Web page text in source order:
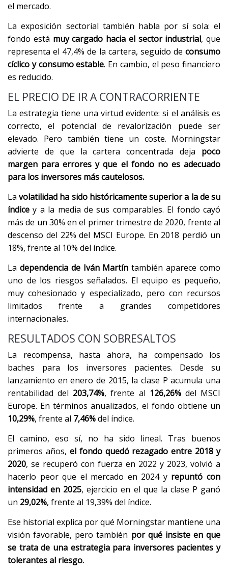
el mercado.
La exposición sectorial también habla por sí sola: el
fondo está muy cargado hacia el sector industrial, que
representa el 47,4% de la cartera, seguido de consumo
cíclico y consumo estable. En cambio, el peso financiero
es reducido.
EL PRECIO DE IR A CONTRACORRIENTE
La estrategia tiene una virtud evidente: si el análisis es
correcto, el potencial de revalorización puede ser
elevado. Pero también tiene un coste. Morningstar
advierte de que la cartera concentrada deja poco
margen para errores y que el fondo no es adecuado
para los inversores más cautelosos.
Lavolatilidad ha sido históricamente superior a la de su
índice y a la media de sus comparables. El fondo cayó
más de un 30% en el primer trimestre de 2020, frente al
descenso del 22% del MSCI Europe. En 2018 perdió un
18%, frente al 10% del índice.
La dependencia de Iván Martín también aparece como
uno de los riesgos señalados. El equipo es pequeño,
muy cohesionado y especializado, pero con recursos
limitados frente a grandes competidores
internacionales.
RESULTADOS CON SOBRESALTOS
La recompensa, hasta ahora, ha compensado los
baches para los inversores pacientes. Desde su
lanzamiento en enero de 2015, la clase P acumula una
rentabilidad del 203,74%, frente al 126,26%del MSCI
Europe. En términos anualizados, el fondo obtiene un
10,29%, frente al 7,46%del índice.
El camino, eso sí, no ha sido lineal. Tras buenos
primeros años, el fondo quedó rezagado entre 2018 y
2020, se recuperó con fuerza en 2022 y 2023, volvió a
hacerlo peor que el mercado en 2024 y repuntó con
intensidad en 2025, ejercicio en el que la clase P ganó
un 29,02%, frente al 19,39% del índice.
Ese historial explica por qué Morningstar mantiene una
visión favorable, pero también por qué insiste en que
se trata de una estrategia para inversores pacientes y
tolerantes al riesgo.